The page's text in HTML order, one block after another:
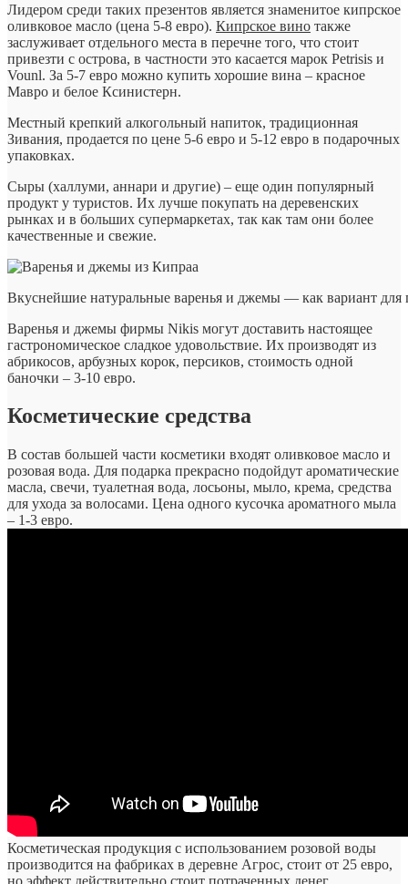
Лидером среди таких презентов является знаменитое кипрское
оливковое масло (цена 5-8 евро). Кипрское вино также
заслуживает отдельного места в перечне того, что стоит
привезти с острова, в частности это касается марок Petrisis и
Vounl. За 5-7 евро можно купить хорошие вина – красное
Мавро и белое Ксинистерн.
Местный крепкий алкогольный напиток, традиционная
Зивания, продается по цене 5-6 евро и 5-12 евро в подарочных
упаковках.
Сыры (халлуми, аннари и другие) – еще один популярный
продукт у туристов. Их лучше покупать на деревенских
рынках и в больших супермаркетах, так как там они более
качественные и свежие.
Вкуснейшие натуральные варенья и джемы — как вариант для
Варенья и джемы фирмы Nikis могут доставить настоящее
гастрономическое сладкое удовольствие. Их производят из
абрикосов, арбузных корок, персиков, стоимость одной
баночки – 3-10 евро.
Косметические средства
В состав большей части косметики входят оливковое масло и
розовая вода. Для подарка прекрасно подойдут ароматические
масла, свечи, туалетная вода, лосьоны, мыло, крема, средства
для ухода за волосами. Цена одного кусочка ароматного мыла
– 1-3 евро.
Косметическая продукция с использованием розовой воды
производится на фабриках в деревне Агрос, стоит от 25 евро,